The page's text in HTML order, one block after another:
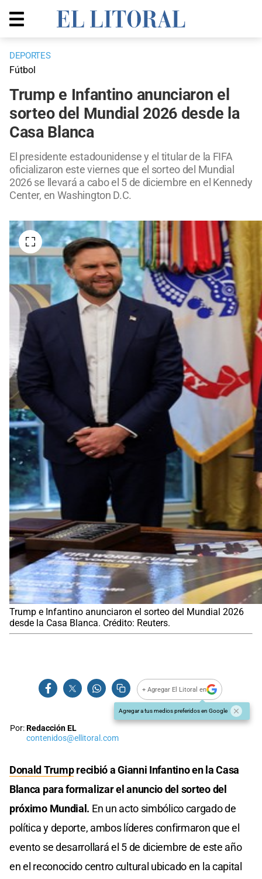
DEPORTES
Fútbol
Trump e Infantino anunciaron el
sorteo del Mundial 2026 desde la
Casa Blanca
El presidente estadounidense y el titular de la FIFA
oficializaron este viernes que el sorteo del Mundial
2026 se llevará a cabo el 5 de diciembre en el Kennedy
Center, en Washington D.C.
Trump e Infantino anunciaron el sorteo del Mundial 2026
desde la Casa Blanca. Crédito: Reuters.
+ Agregar El Litoral en
Agregar a tus medios preferidos en Google
Por:Redacción EL
contenidos@ellitoral.com
Donald Trumprecibió a Gianni Infantino en la Casa
Blanca para formalizar el anuncio del sorteo del
próximo Mundial. En un acto simbólico cargado de
política y deporte, ambos líderes confirmaron que el
evento se desarrollará el 5 de diciembre de este año
en el reconocido centro cultural ubicado en la capital